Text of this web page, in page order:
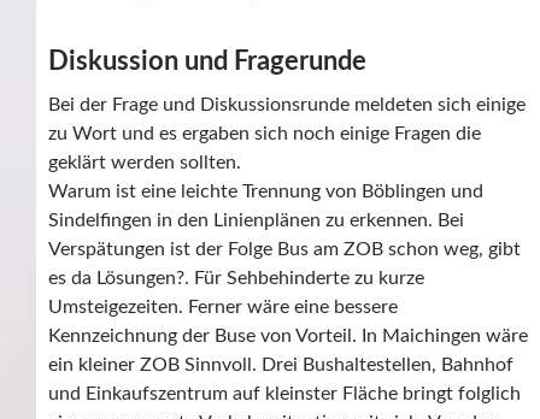
Diskussion und Fragerunde
Bei der Frage und Diskussionsrunde meldeten sich einige
zu Wort und es ergaben sich noch einige Fragen die
geklärt werden sollten.
Warum ist eine leichte Trennung von Böblingen und
Sindelfingen in den Linienplänen zu erkennen. Bei
Verspätungen ist der Folge Bus am ZOB schon weg, gibt
es da Lösungen?. Für Sehbehinderte zu kurze
Umsteigezeiten. Ferner wäre eine bessere
Kennzeichnung der Buse von Vorteil. In Maichingen wäre
ein kleiner ZOB Sinnvoll. Drei Bushaltestellen, Bahnhof
und Einkaufszentrum auf kleinster Fläche bringt folglich